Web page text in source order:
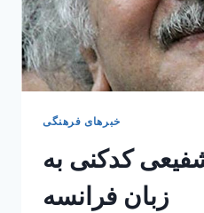
خبرهای فرهنگی
کدکنی به
زبان فرانسه